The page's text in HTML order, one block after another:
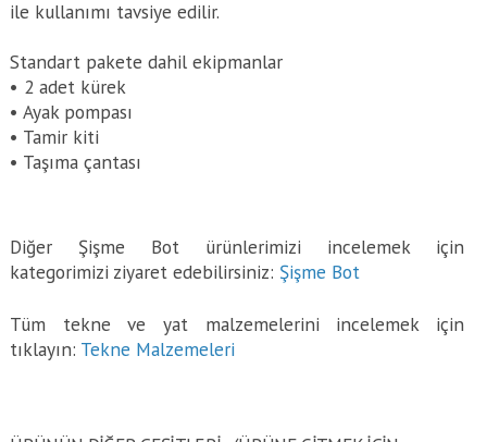
ile kullanımı tavsiye edilir.
Standart pakete dahil ekipmanlar
• 2 adet kürek
• Ayak pompası
• Tamir kiti
• Taşıma çantası
Diğer Şişme Bot ürünlerimizi incelemek için
kategorimizi ziyaret edebilirsiniz: Şişme Bot
Tüm tekne ve yat malzemelerini incelemek için
tıklayın: Tekne Malzemeleri